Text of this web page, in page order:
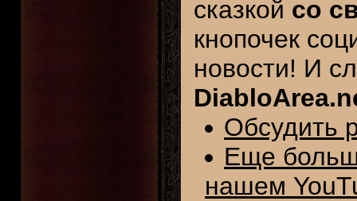
сказкой со
кнопочек
новости! И
Обсудить
Еще
нашем